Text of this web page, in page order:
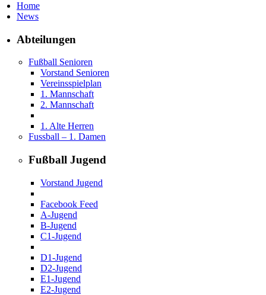
Home
News
Abteilungen
Fußball Senioren
Vorstand Senioren
Vereinsspielplan
1. Mannschaft
2. Mannschaft
1. Alte Herren
Fussball – 1. Damen
Fußball Jugend
Vorstand Jugend
Facebook Feed
A-Jugend
B-Jugend
C1-Jugend
D1-Jugend
D2-Jugend
E1-Jugend
E2-Jugend